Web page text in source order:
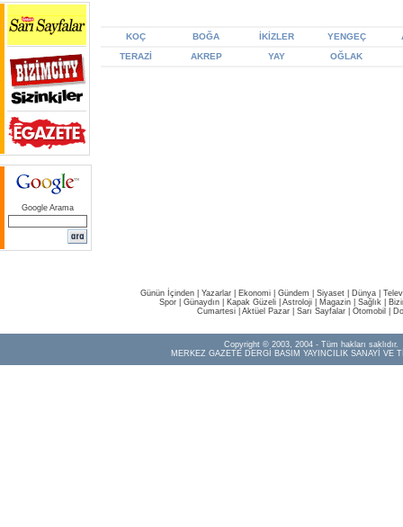
Google Arama
KOÇ BOĞA İKİZLER YENGEÇ
TERAZİ
AKREP YAY OĞLAK
Günün İçinden Yazarlar Ekonomi Gündem Siyaset Dünya |
Spor
Günaydın Kapak Güzeli Astroloji Magazin Sağlık
Cumartesi| Aktüel Pazar| Sarı Sayfalar| Otomobil
Copyright © 2003, 2004 - Tüm hakları saklıdır.
MERKEZ GAZETE DERGİ BASIM YAYINCILIK SANAYİ VE